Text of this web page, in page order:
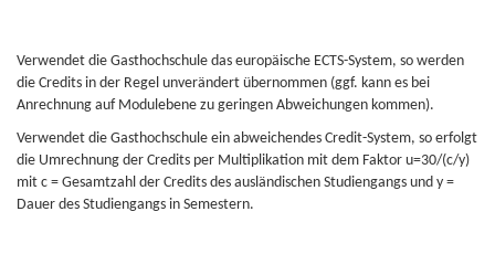
Verwendet die Gasthochschule das europäische ECTS-System, so werden
die Credits in der Regel unverändert übernommen (ggf. kann es bei
Anrechnung auf Modulebene zu geringen Abweichungen kommen).
Verwendet die Gasthochschule ein abweichendes Credit-System, so erfolgt
die Umrechnung der Credits per Multiplikation mit dem Faktor u=30/(c/y)
mit c = Gesamtzahl der Credits des ausländischen Studiengangs und y =
Dauer des Studiengangs in Semestern.